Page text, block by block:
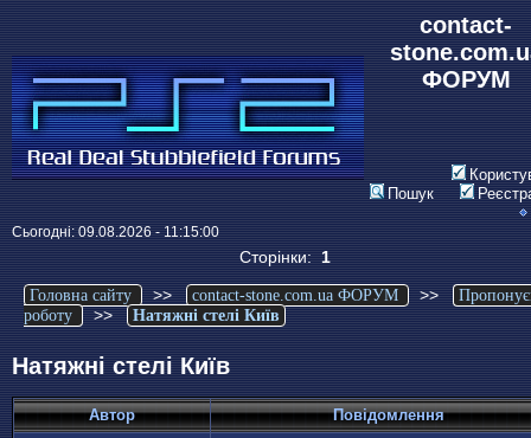
contact-
ФОРУМ
Пошук
Сьогодні: 09.08.2026 - 11:15:00
Сторінки:1
Головна сайту >> contact-stone.com.ua ФОРУМ >>
роботу
>> Натяжнi стелi Киïв
Натяжнi стелi Киïв
Автор Повідомлення